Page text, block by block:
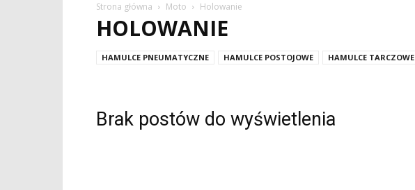
Strona główna Moto Holowanie
HOLOWANIE
HAMULCE PNEUMATYCZNE HAMULCE POSTOJOWE HAMULCE TARCZOWE
Brak postów do wyświetlenia